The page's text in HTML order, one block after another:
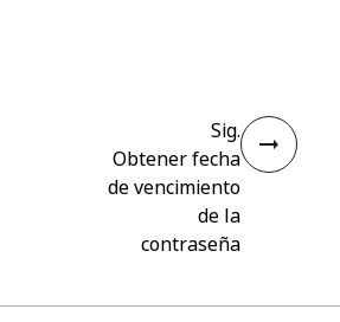
Sig.
Obtener fecha
de vencimiento
de la
contraseña